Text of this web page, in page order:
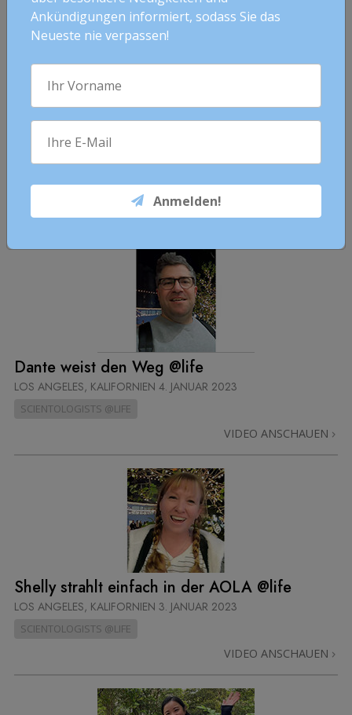
Espresso lässt Mikhail nie im Stich @life
CLEARWATER, FLORIDA4. JANUAR 2023
SCIENTOLOGISTS @LIFE
VIDEO ANSCHAUEN
Dante weist den Weg @life
LOS ANGELES, KALIFORNIEN 4. JANUAR 2023
SCIENTOLOGISTS @LIFE
VIDEO ANSCHAUEN
Shelly strahlt einfach in der AOLA @life
LOS ANGELES, KALIFORNIEN 3. JANUAR 2023
SCIENTOLOGISTS @LIFE
VIDEO ANSCHAUEN
Ankündigungen informiert, sodass Sie das
Neueste nie verpassen!
Anmelden!